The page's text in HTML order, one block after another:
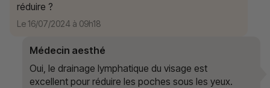
réduire ?
Le 16/07/2024 à 09h18
Médecin aesthé
Oui, le drainage lymphatique du visage est
excellent pour réduire les poches sous les yeux.